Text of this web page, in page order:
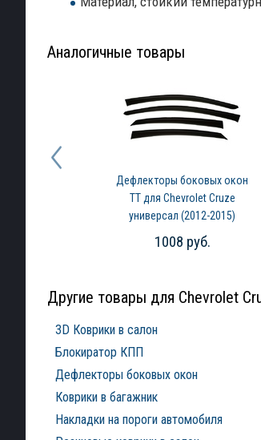
Аналогичные товары
Дефлекторы боковых окон
TT для Chevrolet Cruze
универсал (2012-2015)
1008 руб.
Другие товары для Chevrolet
3D Коврики в салон
Блокиратор КПП
Дефлекторы боковых окон
Коврики в багажник
Накладки на пороги автомобиля